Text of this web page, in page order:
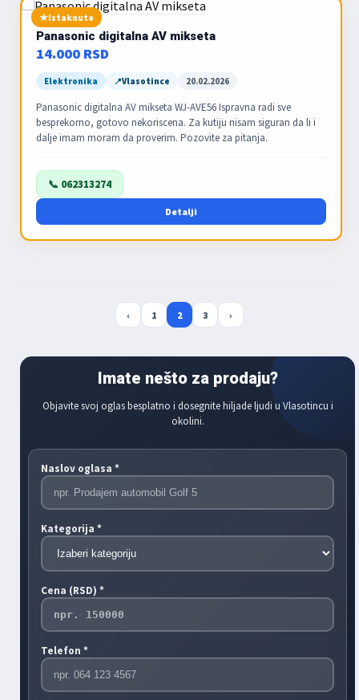
Istaknuto
Panasonic digitalna AV mikseta
14.000 RSD
Elektronika Vlasotince 20.02.2026
Panasonic digitalna AV mikseta WJ-AVE56 Ispravna radi sve
besprekorno, gotovo nekoriscena. Za kutiju nisam siguran da li i
dalje imam moram da proverim. Pozovite za pitanja.
📞 062313274
Detalji
‹ 1 2 3 ›
Imate nešto za prodaju?
Objavite svoj oglas besplatno i dosegnite hiljade ljudi u Vlasotincu i
okolini.
Naslov oglasa *
Kategorija *
Cena (RSD) *
Telefon *